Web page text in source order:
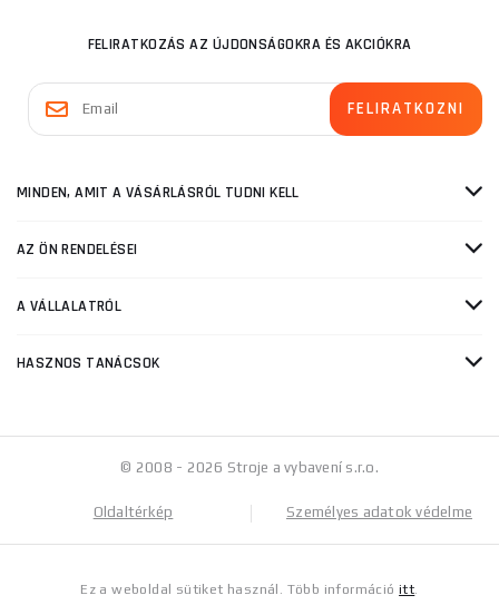
FELIRATKOZÁS AZ ÚJDONSÁGOKRA ÉS AKCIÓKRA
MINDEN, AMIT A VÁSÁRLÁSRÓL TUDNI KELL
AZ ÖN RENDELÉSEI
A VÁLLALATRÓL
HASZNOS TANÁCSOK
© 2008 - 2026 Stroje a vybavení s.r.o.
Oldaltérkép Személyes adatok védelme
Ez a weboldal sütiket használ. Több információitt.